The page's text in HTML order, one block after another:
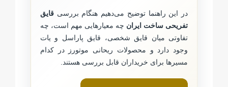
در این راهنما توضیح می‌دهیم هنگام بررسی قایق
تفریحی ساخت ایران چه معیارهایی مهم است، چه
تفاوتی میان قایق شخصی، قایق پاراسل و یات
وجود دارد و محصولات ریحانی موتورز در کدام
مسیرها برای خریداران قابل بررسی هستند.